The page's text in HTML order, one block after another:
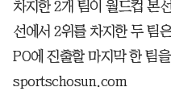
차지한 2개 팀이 월드컵 본
선에서 2위를 차지한 두 팀
PO에 진출할 마지막 한 팀
sportschosun.com